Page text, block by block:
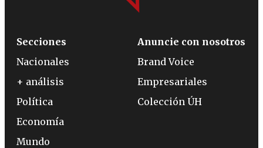
Secciones
Nacionales
+ análisis
Política
Economía
Mundo
Anuncie con nosotros
Brand Voice
Empresariales
Colección ÚH